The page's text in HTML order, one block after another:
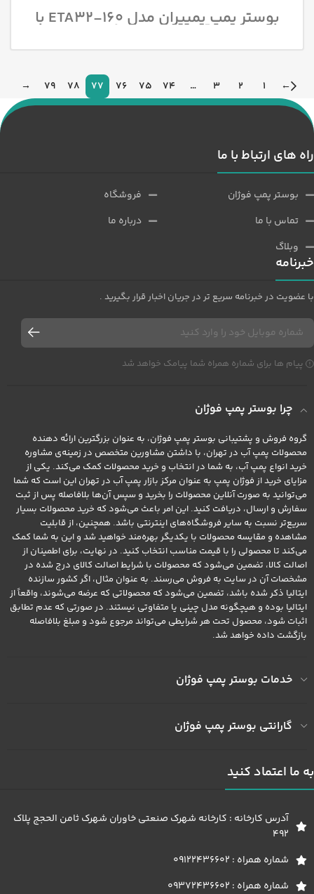
بوستر پمپ پمپیران مدل 160-ETA32 با
قدرت 2 اسب بخار
←
1
2
3
…
74
75
76
77
78
79
→
راه های ارتباط با ما
بوستر پمپ فوژان
تماس با ما
وبلاگ
فروشگاه
درباره ما
خبرنامه
با عضویت در خبرنامه سریع تر در جریان اخبار قرار بگیرید .
پیام ها برای شماره همراه شما پیامک خواهد شد
چرا بوستر پمپ فوژان
گروه فروش و پشتیبانی بوستر پمپ فوژان، به عنوان بزرگترین ارائه دهنده
محصولات پمپ آب در تهران، با داشتن مشاورین متخصص در زمینه‌ی مشاوره
خرید انواع پمپ آب، به شما در انتخاب و خرید محصولات کمک می‌کند. یکی از
مزایای خرید از فوژان پمپ به عنوان مرکز بازار پمپ آب در تهران این است که شما
می‌توانید به صورت آنلاین محصولات را بخرید و سپس آن‌ها بلافاصله پس از ثبت
سفارش و ارسال، دریافت کنید. این امر باعث می‌شود که خرید محصولات بسیار
سریع‌تر نسبت به سایر فروشگاه‌های اینترنتی باشد. همچنین، از قابلیت
مشاهده و مقایسه محصولات با یکدیگر بهره‌مند خواهید شد و این به شما کمک
می‌کند تا محصولی را با قیمت مناسب انتخاب کنید. در نهایت، برای اطمینان از
اصالت کالا، تضمین می‌شود که محصولات با شرایط اصالت کالای درج شده در
مشخصات آن در سایت به فروش می‌رسند. به عنوان مثال، اگر کشور سازنده
ایتالیا ذکر شده باشد، تضمین می‌شود که محصولاتی که عرضه می‌شوند، واقعاً از
ایتالیا بوده و هیچگونه مدل چینی یا متفاوتی نیستند. در صورتی که عدم تطابق
اثبات شود، محصول تحت هر شرایطی می‌تواند مرجوع شود و مبلغ بلافاصله
بازگشت داده خواهد شد.
خدمات بوستر پمپ فوژان
گارانتی بوستر پمپ فوژان
به ما اعتماد کنید
آدرس کارخانه : کارخانه شهرک صنعتی خاوران شهرک ثامن الحجج پلاک
492
شماره همراه : 09122436602
شماره همراه : 09372436602